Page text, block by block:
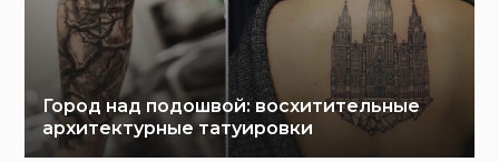
Город над подошвой: восхитительные
архитектурные татуировки